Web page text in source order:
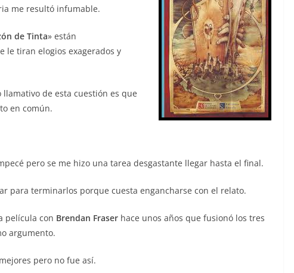
me resultó infumable.
de Tinta» están
le tiran elogios exagerados y
de esta cuestión es que
en común.
pero se me hizo una tarea desgastante llegar hasta el final.
para terminarlos porque cuesta engancharse con el relato.
película con Brendan Fraser hace unos años que fusionó los tres
argumento.
pero no fue así.